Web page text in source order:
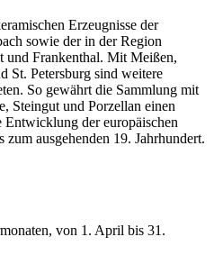
Erzeugnisse der
sowie der in der Region
und Frankenthal. Mit Meißen,
St. Petersburg sind weitere
So gewährt die Sammlung mit
Steingut und Porzellan einen
der europäischen
ausgehenden 19. Jahrhundert.
von 1. April bis 31.